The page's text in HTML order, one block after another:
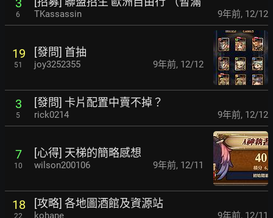
3
6 TKassassin 9年前, 12/12
19
51
[發問] 首抽
joy3252355 9年前, 12/12
3
5
[發問] 卡片配置中賣不掉？
rick0214 9年前, 12/12
7
10
[心得] 天梯的簡略感想
wilson200106 9年前, 12/11
18
22
[攻略] 各地圖酒館及資源站
kohane 9年前, 12/11